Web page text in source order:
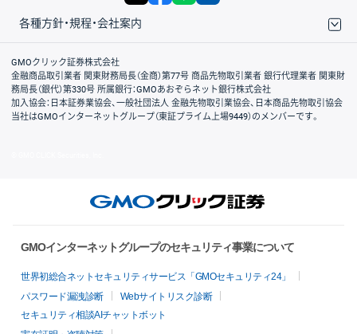
各種方針・規程・会社案内
取引規程・約款
サイトマップ
その他のご案内
個人情報保護方針
最良執行方針
サイトのご利用について
ディスクレイマー
信託保全
リスク説明
会社案内
GMOクリック証券株式会社
金融商品取引業者 関東財務局長（金商）第77号 商品先物取引業者 銀行代理業者 関東財
務局長（銀代）第330号 所属銀行：GMOあおぞらネット銀行株式会社
加入協会：日本証券業協会、一般社団法人 金融先物取引業協会、日本商品先物取引協会
当社はGMOインターネットグループ（東証プライム上場9449）のメンバーです。
GMOインターネットグループのセキュリティ事業について
世界初総合ネットセキュリティサービス「GMOセキュリティ24」
パスワード漏洩診断
Webサイトリスク診断
セキュリティ相談AIチャットボット